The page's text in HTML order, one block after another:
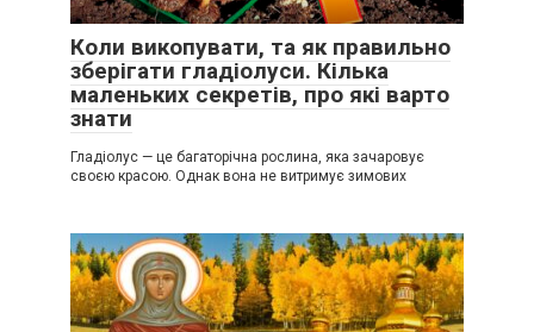
Коли викопувати, та як правильно
зберігати гладіолуси. Кілька
маленьких секретів, про які варто
знати
Гладіолус — це багаторічна рослина, яка зачаровує
своєю красою. Однак вона не витримує зимових